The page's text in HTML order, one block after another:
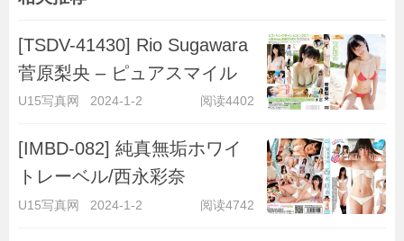
[TSDV-41430] Rio Sugawara
菅原梨央 – ピュアスマイル
U15写真网 2024-1-2 阅读4402
[IMBD-082] 純真無垢ホワイ
トレーベル/西永彩奈
U15写真网 2024-1-2 阅读4742